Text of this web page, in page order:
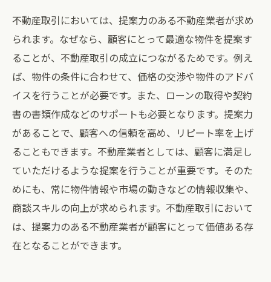
不動産取引においては、提案力のある不動産業者が求め
られます。なぜなら、顧客にとって最適な物件を提案す
ることが、不動産取引の成立につながるためです。例え
ば、物件の条件に合わせて、価格の交渉や物件のアドバ
イスを行うことが必要です。また、ローンの取得や契約
書の書類作成などのサポートも必要となります。提案力
があることで、顧客への信頼を高め、リピート率を上げ
ることもできます。不動産業者としては、顧客に満足し
ていただけるような提案を行うことが重要です。そのた
めにも、常に物件情報や市場の動きなどの情報収集や、
商談スキルの向上が求められます。不動産取引において
は、提案力のある不動産業者が顧客にとって価値ある存
在となることができます。